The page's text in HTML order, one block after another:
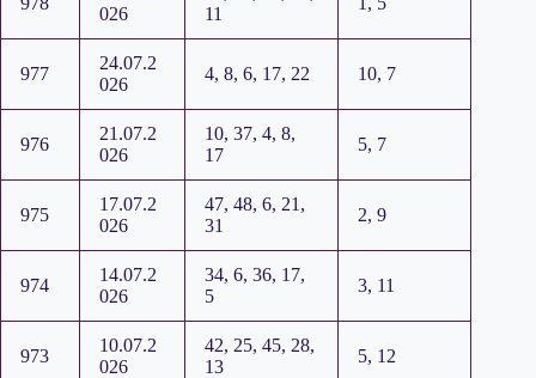
026
11
977
24.07.2
026
4, 8, 6, 17, 22 10, 7
976
21.07.2
026
10, 37, 4, 8,
17
5, 7
975
17.07.2
026
47, 48, 6, 21,
31
2, 9
974
14.07.2
026
34, 6, 36, 17,
5
3, 11
973
10.07.2
026
42, 25, 45, 28,
13
5, 12